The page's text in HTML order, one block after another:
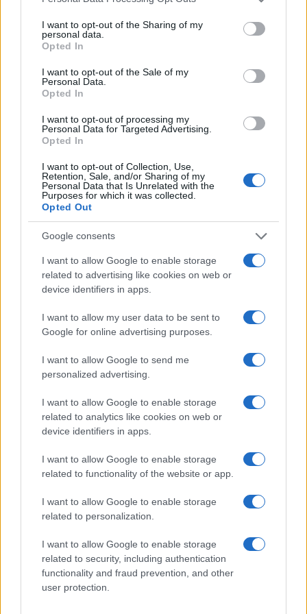
not limited to your visit or usage behaviour. You may click to
grant or deny consent to Google and its third-party tags to
use your data for below specified purposes in below Google
consent section.
I want to opt-out of the Sharing of my
personal data.
Opted In
I want to opt-out of the Sale of my
Personal Data.
Opted In
I want to opt-out of processing my
Personal Data for Targeted Advertising.
Opted In
I want to opt-out of Collection, Use,
Retention, Sale, and/or Sharing of my
Personal Data that Is Unrelated with the
Purposes for which it was collected.
Opted Out
Google consents
I want to allow Google to enable storage
related to advertising like cookies on web or
device identifiers in apps.
I want to allow my user data to be sent to
Google for online advertising purposes.
I want to allow Google to send me
personalized advertising.
I want to allow Google to enable storage
related to analytics like cookies on web or
device identifiers in apps.
I want to allow Google to enable storage
related to functionality of the website or app.
I want to allow Google to enable storage
related to personalization.
I want to allow Google to enable storage
related to security, including authentication
functionality and fraud prevention, and other
user protection.
Paolo Pinna
Martina Agostina Diturco
I nostri cari
I nostri cari
Giovannimaria Cabras
Segnala
Vuoi rimanere sempre aggiornato?
Iscriviti alla newsletter di Gallura Oggi e ricevi le nostre
email periodiche contenenti le ultime notizie pubblicate
sul sito web!